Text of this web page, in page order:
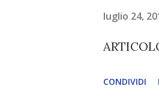
luglio 24,
CONDIVIDI